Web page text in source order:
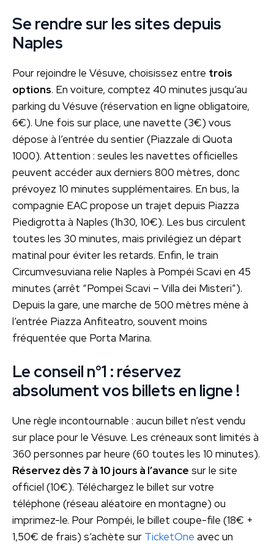
Se rendre sur les sites depuis
Naples
Pour rejoindre le Vésuve, choisissez entre trois
options. En voiture, comptez 40 minutes jusqu’au
parking du Vésuve (réservation en ligne obligatoire,
6€). Une fois sur place, une navette (3€) vous
dépose à l’entrée du sentier (Piazzale di Quota
1000). Attention : seules les navettes officielles
peuvent accéder aux derniers 800 mètres, donc
prévoyez 10 minutes supplémentaires. En bus, la
compagnie EAC propose un trajet depuis Piazza
Piedigrotta à Naples (1h30, 10€). Les bus circulent
toutes les 30 minutes, mais privilégiez un départ
matinal pour éviter les retards. Enfin, le train
Circumvesuviana relie Naples à Pompéi Scavi en 45
minutes (arrêt “Pompei Scavi – Villa dei Misteri”).
Depuis la gare, une marche de 500 mètres mène à
l’entrée Piazza Anfiteatro, souvent moins
fréquentée que Porta Marina.
Le conseil n°1 : réservez
absolument vos billets en ligne !
Une règle incontournable : aucun billet n’est vendu
sur place pour le Vésuve. Les créneaux sont limités à
360 personnes par heure (60 toutes les 10 minutes).
Réservez dès 7 à 10 jours à l’avance sur le site
officiel (10€). Téléchargez le billet sur votre
téléphone (réseau aléatoire en montagne) ou
imprimez-le. Pour Pompéi, le billet coupe-file (18€ +
1,50€ de frais) s’achète sur TicketOne avec un